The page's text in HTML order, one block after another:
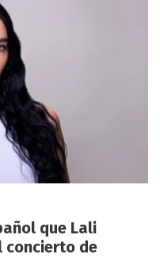
que Lali
concierto de